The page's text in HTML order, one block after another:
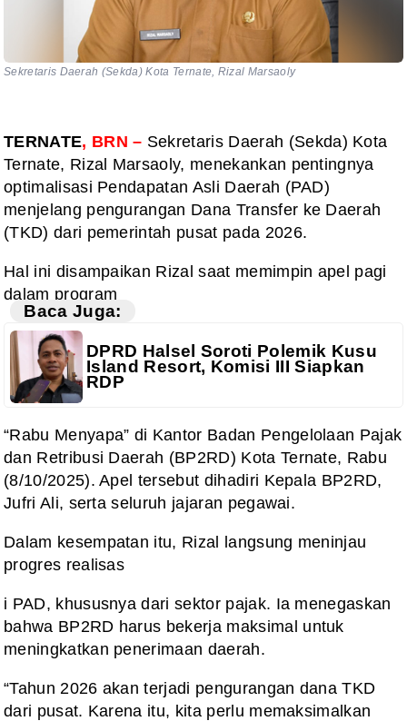
Sekretaris Daerah (Sekda) Kota Ternate, Rizal Marsaoly
TERNATE, BRN – Sekretaris Daerah (Sekda) Kota
Ternate, Rizal Marsaoly, menekankan pentingnya
optimalisasi Pendapatan Asli Daerah (PAD)
menjelang pengurangan Dana Transfer ke Daerah
(TKD) dari pemerintah pusat pada 2026.
Hal ini disampaikan Rizal saat memimpin apel pagi
dalam program
Baca Juga:
DPRD Halsel Soroti Polemik Kusu
Island Resort, Komisi III Siapkan
RDP
“Rabu Menyapa” di Kantor Badan Pengelolaan Pajak
dan Retribusi Daerah (BP2RD) Kota Ternate, Rabu
(8/10/2025). Apel tersebut dihadiri Kepala BP2RD,
Jufri Ali, serta seluruh jajaran pegawai.
Dalam kesempatan itu, Rizal langsung meninjau
progres realisas
i PAD, khususnya dari sektor pajak. Ia menegaskan
bahwa BP2RD harus bekerja maksimal untuk
meningkatkan penerimaan daerah.
“Tahun 2026 akan terjadi pengurangan dana TKD
dari pusat. Karena itu, kita perlu memaksimalkan